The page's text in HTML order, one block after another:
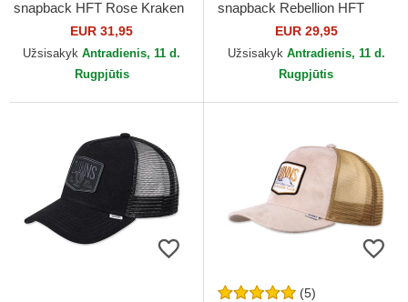
snapback HFT Rose Kraken
EUR 31,95
Užsisakyk Antradienis, 11 d.
Rugpjūtis
snapback Rebellion HFT
EUR 29,95
Užsisakyk Antradienis, 11 d.
Rugpjūtis
(5)